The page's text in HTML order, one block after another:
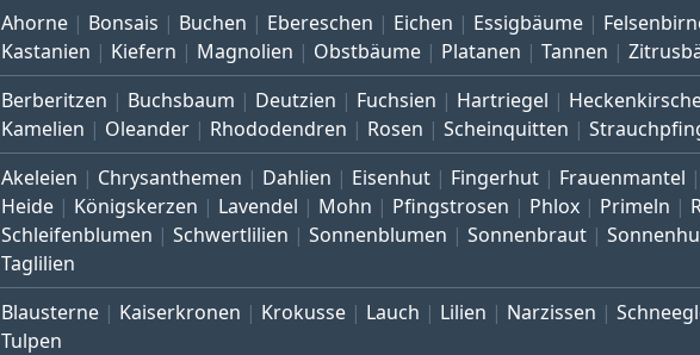
Ahorne Bonsais Buchen Ebereschen Eichen Essigbäume
Kastanien
Kiefern Magnolien Obstbäume Platanen Tannen
Berberitzen Buchsbaum Deutzien Fuchsien Hartriegel
Kamelien
Oleander Rhododendren Rosen Scheinquitten
Akeleien Chrysanthemen Dahlien Eisenhut Fingerhut Frauenmantel
Heide
Königskerzen Lavendel Mohn Pfingstrosen Phlox Primeln
Schleifenblumen
Schwertlilien Sonnenblumen Sonnenbraut
Taglilien
Blausterne Kaiserkronen Krokusse Lauch Lilien Narzissen
Tulpen